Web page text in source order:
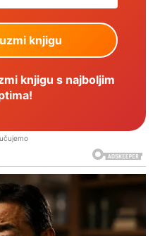
knjigu s najboljim